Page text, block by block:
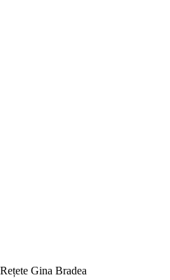
Rețete Gina Bradea